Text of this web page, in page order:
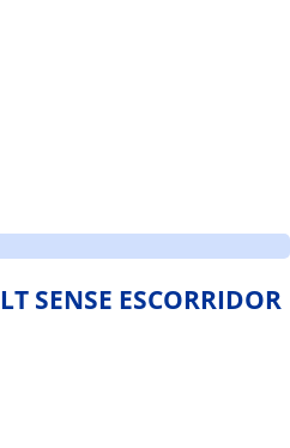
SENSE ESCORRIDOR